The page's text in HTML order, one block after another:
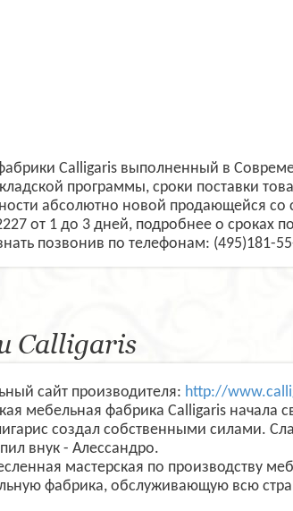
Calligaris выполненный в
программы, сроки поставки
абсолютно новой продающейся со
от 1 до 3 дней, подробнее о сроках
позвонив по телефонам: (495)181-
Calligaris
сайт производителя: http://
мебельная фабрика Calligaris начала
создал собственными силами.
внук - Алессандро.
мастерская по производству
фабрика, обслуживающую всю